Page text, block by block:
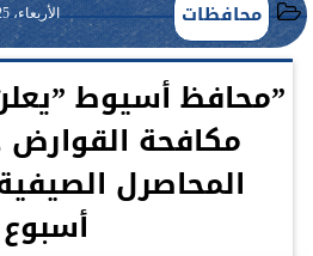
محافظات الأربعاء، 25 أكتوبر 2023
”محافظ أسيوط
مكافحة القوارض
المحاصرل
أسبوع